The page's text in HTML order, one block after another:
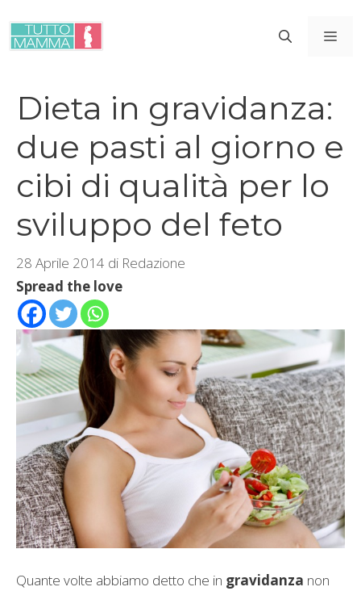
contenuto
Dieta in gravidanza:
due pasti al giorno e
cibi di qualità per lo
sviluppo del feto
28 Aprile 2014 di Redazione
Spread the love
Quante volte abbiamo detto che in gravidanza non